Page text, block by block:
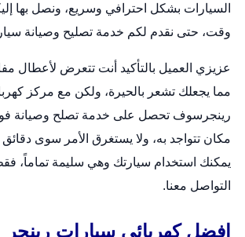
السيارات بشكل احترافي وسريع، ونصل بها
وقت، حتى نقدم لكم خدمة تصليح وصيانة
عزيزي العميل بالتأكيد أنت تتعرض لأعطال
مما يجعلك تشعر بالحيرة، ولكن مع مركز
رينجرسوف تحصل على خدمة تصلح وصيانة
مكان تتواجد به، ولا يستغرق الأمر سوى دقائق
يمكنك استخدام سيارتك وهي سليمة تماماً،
التواصل معنا.
افضل كهربائي سيارات رينجر